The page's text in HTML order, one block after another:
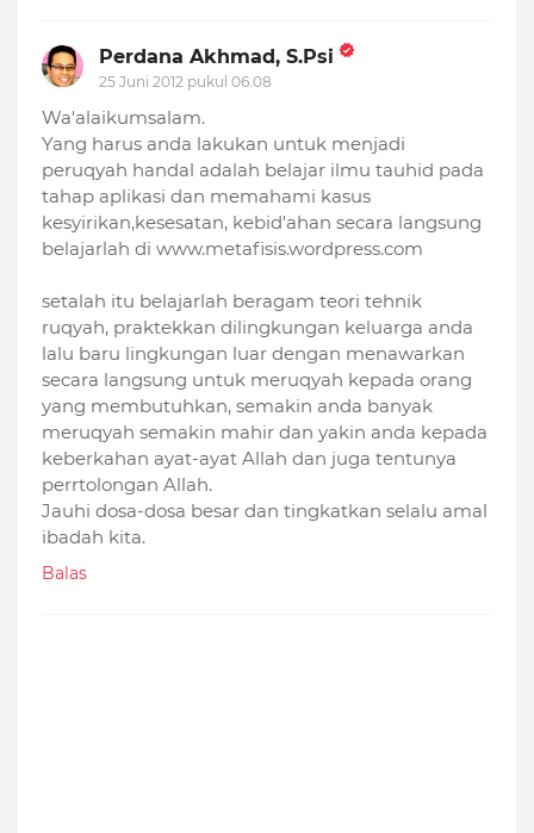
Perdana Akhmad, S.Psi
25 Juni 2012 pukul 06.08
Wa'alaikumsalam.
Yang harus anda lakukan untuk menjadi
peruqyah handal adalah belajar ilmu tauhid pada
tahap aplikasi dan memahami kasus
kesyirikan,kesesatan, kebid'ahan secara langsung
belajarlah di www.metafisis.wordpress.com
setalah itu belajarlah beragam teori tehnik
ruqyah, praktekkan dilingkungan keluarga anda
lalu baru lingkungan luar dengan menawarkan
secara langsung untuk meruqyah kepada orang
yang membutuhkan, semakin anda banyak
meruqyah semakin mahir dan yakin anda kepada
keberkahan ayat-ayat Allah dan juga tentunya
perrtolongan Allah.
Jauhi dosa-dosa besar dan tingkatkan selalu amal
ibadah kita.
Balas